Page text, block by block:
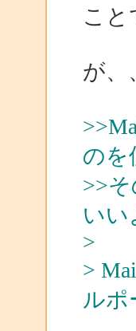
こと
が、
のを
>>
いい
>
>
ル